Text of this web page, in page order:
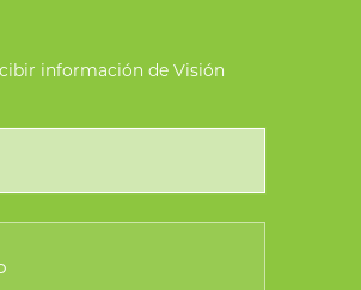
información de Visión